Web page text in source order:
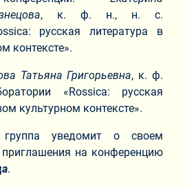
, к. ф. н., н. с.
русская литература в
контексте».
Татьяна Григорьевна, к. ф.
«Rossica: русская
культурном контексте».
группа уведомит о своем
на конференцию
.